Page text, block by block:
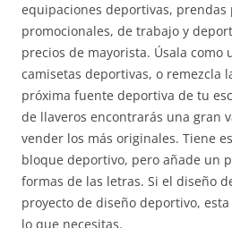
equipaciones deportivas,
promocionales, de trabajo y
precios de mayorista. Úsala como
camisetas deportivas, o remezcla
próxima fuente deportiva de tu
de llaveros encontrarás una gran
vender los más originales. Tiene
bloque deportivo, pero añade un
formas de las letras. Si el diseño
proyecto de diseño deportivo,
lo que necesitas.